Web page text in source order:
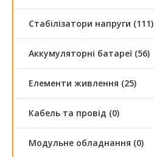
Стабілізатори напруги (111)
Аккумуляторні батареї (56)
Елементи живлення (25)
Кабель та провід (0)
Модульне обладнання (0)